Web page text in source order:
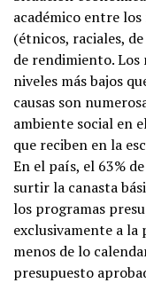
académico entre
(étnicos, raciales,
de rendimiento. Los
niveles más bajos
causas son
ambiente social en
que reciben en la
En el país, el 63%
surtir la canasta
los programas
exclusivamente a
menos de lo
presupuesto